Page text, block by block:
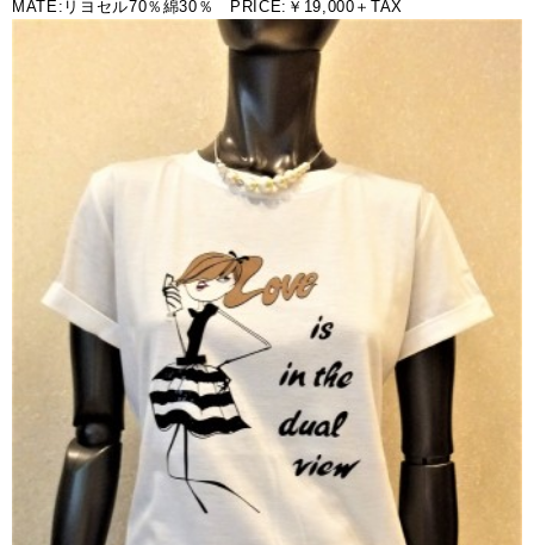
MATE:リヨセル70％綿30％ PRICE:￥19,000＋TAX